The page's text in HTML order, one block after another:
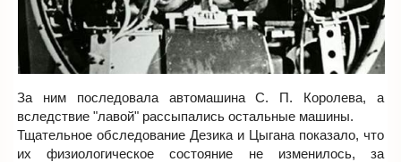
За ним последовала автомашина С. П. Королева, а
вследствие "лавой" рассыпались остальные машины.
Тщательное обследование Дезика и Цыгана показало, что
их физиологическое состояние не изменилось, за